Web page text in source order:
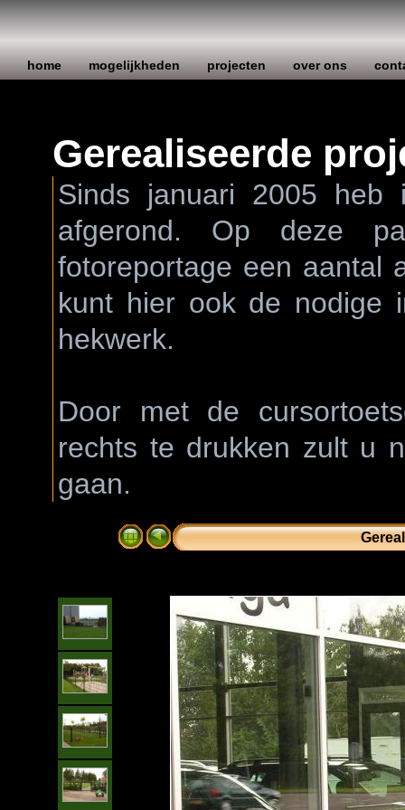
home mogelijkheden projecten over ons
Gerealiseerde
Sinds januari 2005
afgerond. Op deze
fotoreportage een aantal
kunt hier ook de nodige
hekwerk.
Door met de
rechts te drukken zult u
gaan.